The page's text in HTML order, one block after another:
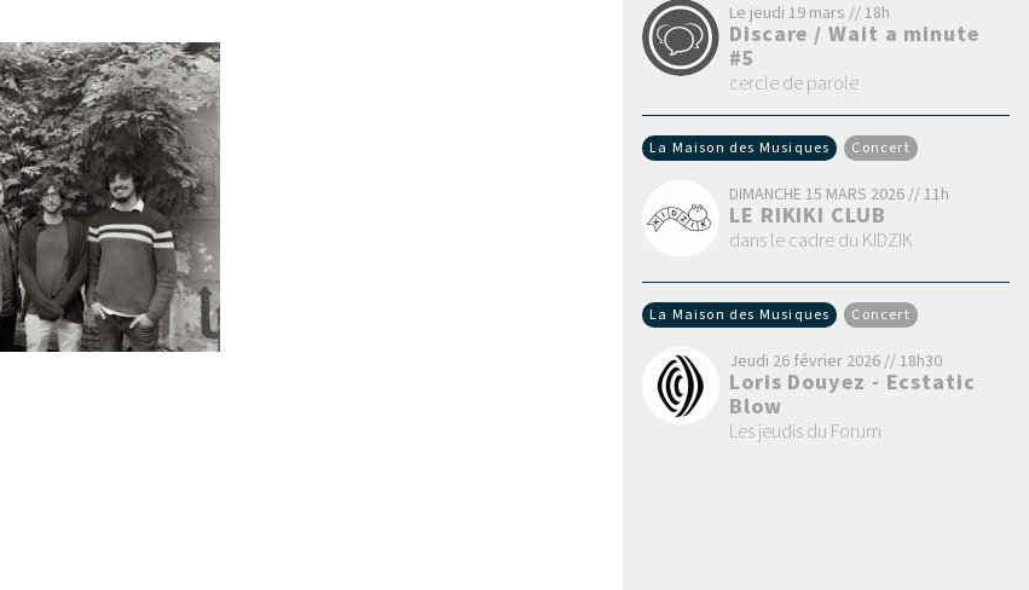
Le jeudi 19 mars // 18h
Discare / Wait a minute
#5
cercle de parole
La Maison des Musiques Concert
DIMANCHE 15 MARS 2026 // 11h
LE RIKIKI CLUB
dans le cadre du KIDZIK
La Maison des Musiques Concert
Jeudi 26 février 2026 // 18h30
Loris Douyez - Ecstatic
Blow
Les jeudis du Forum